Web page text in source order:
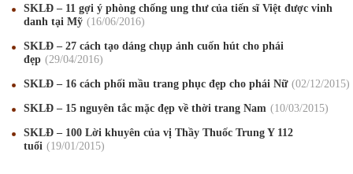
SKLĐ – 11 gợi ý phòng chống ung thư của tiến sĩ Việt được vinh
danh tại Mỹ
16/06/2016
SKLĐ – 27 cách tạo dáng chụp ảnh cuốn hút cho phái
đẹp
29/04/2016
SKLĐ – 16 cách phối mầu trang phục đẹp cho phái Nữ 02/12/2015
SKLĐ – 15 nguyên tắc mặc đẹp về thời trang Nam 10/03/2015
SKLĐ – 100 Lời khuyên của vị Thầy Thuốc Trung Y 112
tuổi
19/01/2015
Chúc mừng Giáng sinh và Năm mới 2026
Chúc mừng Giáng sinh và Năm mới 2025
Mừng Xuân Giáp Thìn 2024 09/02/2024
Mừng Xuân Quý Mão 2023